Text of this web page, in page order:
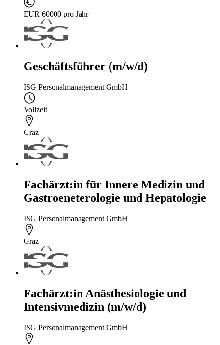
EUR 60000 pro Jahr
Geschäftsführer (m/w/d)
ISG Personalmanagement GmbH
Vollzeit
Graz
Fachärzt:in für Innere Medizin und
Gastroeneterologie und Hepatologie
ISG Personalmanagement GmbH
Graz
Fachärzt:in Anästhesiologie und
Intensivmedizin (m/w/d)
ISG Personalmanagement GmbH